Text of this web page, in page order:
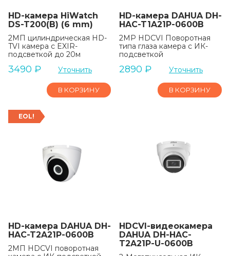
HD-камера HiWatch
DS-T200(B) (6 mm)
2МП цилиндрическая HD-
TVI камера с EXIR-
подсветкой до 20м
3490 ₽ Уточнить
В КОРЗИНУ
HD-камера DAHUA DH-
HAC-T1A21P-0600B
2MP HDCVI Поворотная
типа глаза камера с ИК-
подсветкой
2890 ₽ Уточнить
В КОРЗИНУ
EOL!
HD-камера DAHUA DH-
HAC-T2A21P-0600B
2MП HDCVI поворотная
HDCVI-видеокамера
DAHUA DH-HAC-
T2A21P-U-0600B